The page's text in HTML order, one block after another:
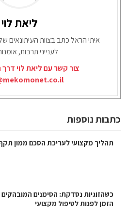
ליאת לוי
איתי הראל כתב בצוות העיתונאים
לענייני תרבות,
צור קשר עם ליאת לוי דרך
כתבות נוספות
תהליך מקצועי לעריכת הסכם ממון
כשהזוגיות נסדקת: הסימנים
הזמן לפנות לטיפול מקצועי